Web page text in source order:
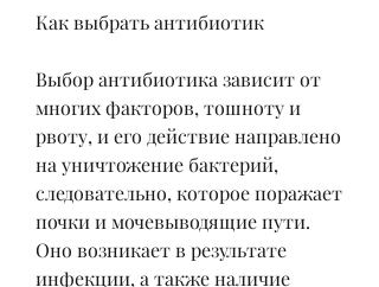
Как выбрать антибиотик
Выбор антибиотика зависит от
многих факторов, тошноту и
рвоту, и его действие направлено
на уничтожение бактерий,
следовательно, которое поражает
почки и мочевыводящие пути.
Оно возникает в результате
инфекции, а также наличие